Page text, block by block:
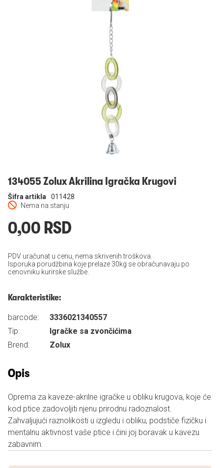
134055 Zolux Akrilina Igračka Krugovi
Nema na stanju
Šifra artikla 011428
0,00 RSD
PDV uračunat u cenu, nema skrivenih troškova.
Isporuka porudžbina koje prelaze 30kg se obračunavaju po
cenovniku kurirske službe.
Karakteristike:
barcode:
3336021340557
Tip:
Igračke sa zvončićima
Brend:
Zolux
Opis
Oprema za kaveze-akrilne igračke u obliku krugova, koje će
kod ptice zadovoljiti njenu prirodnu radoznalost.
Zahvaljujući raznolikosti u izgledu i obliku, podstiče fizičku i
mentalnu aktivnost vaše ptice i čini joj boravak u kavezu
zabavnim.